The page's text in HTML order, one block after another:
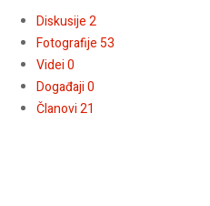
Diskusije2
Fotografije53
Videi0
Događaji0
Članovi21